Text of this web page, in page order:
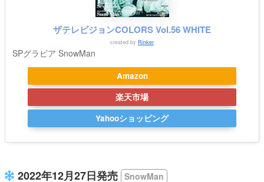
ザテレビジョンCOLORS Vol.56 WHITE
created by Rinker
SPグラビア SnowMan
Amazon
楽天市場
Yahooショッピング
2022年12月27日発売 SnowMan